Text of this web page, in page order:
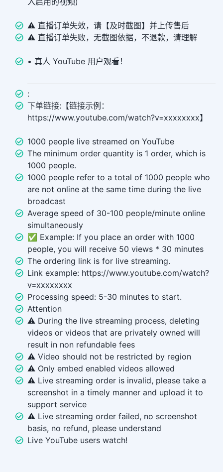
⚠️ 直播订单失效，请【及时截图】并上传售后
⚠️ 直播订单失败，无截图依据，不退款，请理解
• 真人 YouTube 用户观看！
:
下单链接:【链接示例：
https://www.youtube.com/watch?v=xxxxxxxx】
1000 people live streamed on YouTube
The minimum order quantity is 1 order, which is
1000 people.
1000 people refer to a total of 1000 people who
are not online at the same time during the live
broadcast
Average speed of 30-100 people/minute online
simultaneously
✅ Example: If you place an order with 1000
people, you will receive 50 views * 30 minutes
The ordering link is for live streaming.
Link example: https://www.youtube.com/watch?
v=xxxxxxxx
Processing speed: 5-30 minutes to start.
Attention
⚠️ During the live streaming process, deleting
videos or videos that are privately owned will
result in non refundable fees
⚠️ Video should not be restricted by region
⚠️ Only embed enabled videos allowed
⚠️ Live streaming order is invalid, please take a
screenshot in a timely manner and upload it to
support service
⚠️ Live streaming order failed, no screenshot
basis, no refund, please understand
Live YouTube users watch!